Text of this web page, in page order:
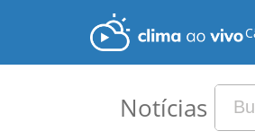
Notícias